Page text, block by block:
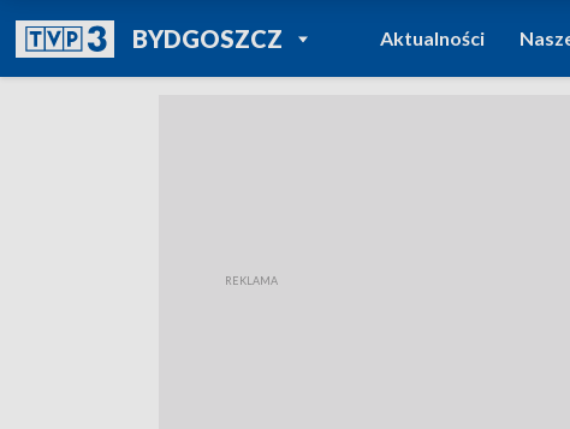
BYDGOSZCZPOWRÓT DO
TVP REGIONY
Aktualności